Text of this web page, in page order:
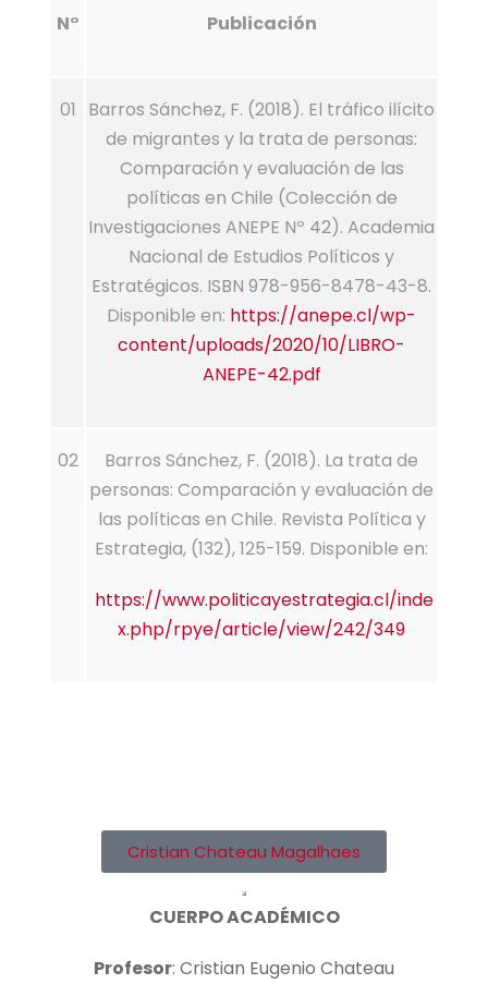
N° Publicación
01
Barros Sánchez, F. (2018). El tráfico ilícito
de migrantes y la trata de personas:
Comparación y evaluación de las
políticas en Chile (Colección de
Investigaciones ANEPE Nº 42). Academia
Nacional de Estudios Políticos y
Estratégicos. ISBN 978-956-8478-43-8.
Disponible en: https://anepe.cl/wp-
content/uploads/2020/10/LIBRO-
ANEPE-42.pdf
02
Barros Sánchez, F. (2018). La trata de
personas: Comparación y evaluación de
las políticas en Chile. Revista Política y
Estrategia, (132), 125-159. Disponible en:
https://www.politicayestrategia.cl/inde
x.php/rpye/article/view/242/349
Cristian Chateau Magalhaes
CUERPO ACADÉMICO
Profesor: Cristian Eugenio Chateau